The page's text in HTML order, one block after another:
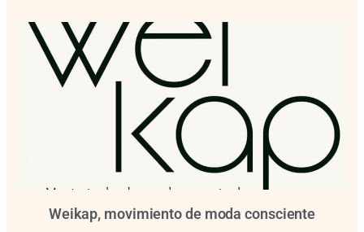
Weikap, movimiento de moda consciente